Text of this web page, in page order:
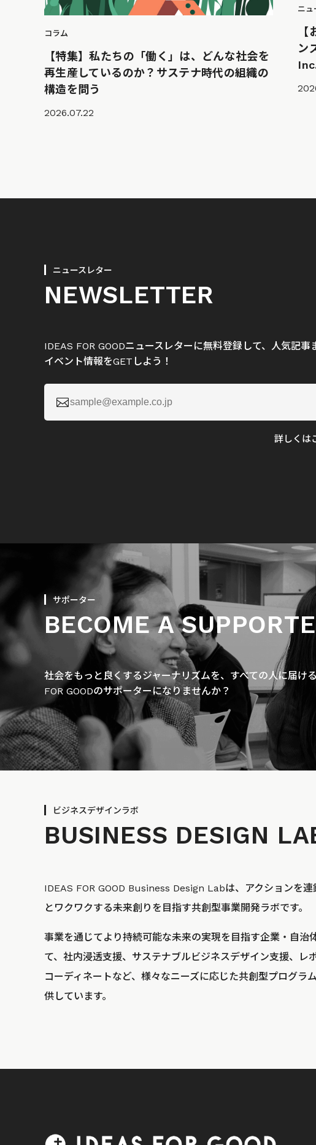
コラム
【特集】私たちの「働く」は、どんな社会を
再生産しているのか？サステナ時代の組織の
構造を問う
2026.07.22
ニュ
ン
ニュースレター
NEWSLETTER
IDEAS FOR GOODニュースレターに無料登録して、人気記事
イベント情報をGETしよう！

詳しくは
サポーター
BECOME A
社会をもっと良くするジャーナリズムを、すべての人に届け
FOR GOODのサポーターになりませんか？
ビジネスデザインラボ
BUSINESS DESIGN
IDEAS FOR GOOD Business Design Labは、アクションを連
とワクワクする未来創りを目指す共創型事業開発ラボです。
事業を通じてより持続可能な未来の実現を目指す企業・自治
て、社内浸透支援、サステナブルビジネスデザイン支援、レ
コーディネートなど、様々なニーズに応じた共創型プログラ
供しています。